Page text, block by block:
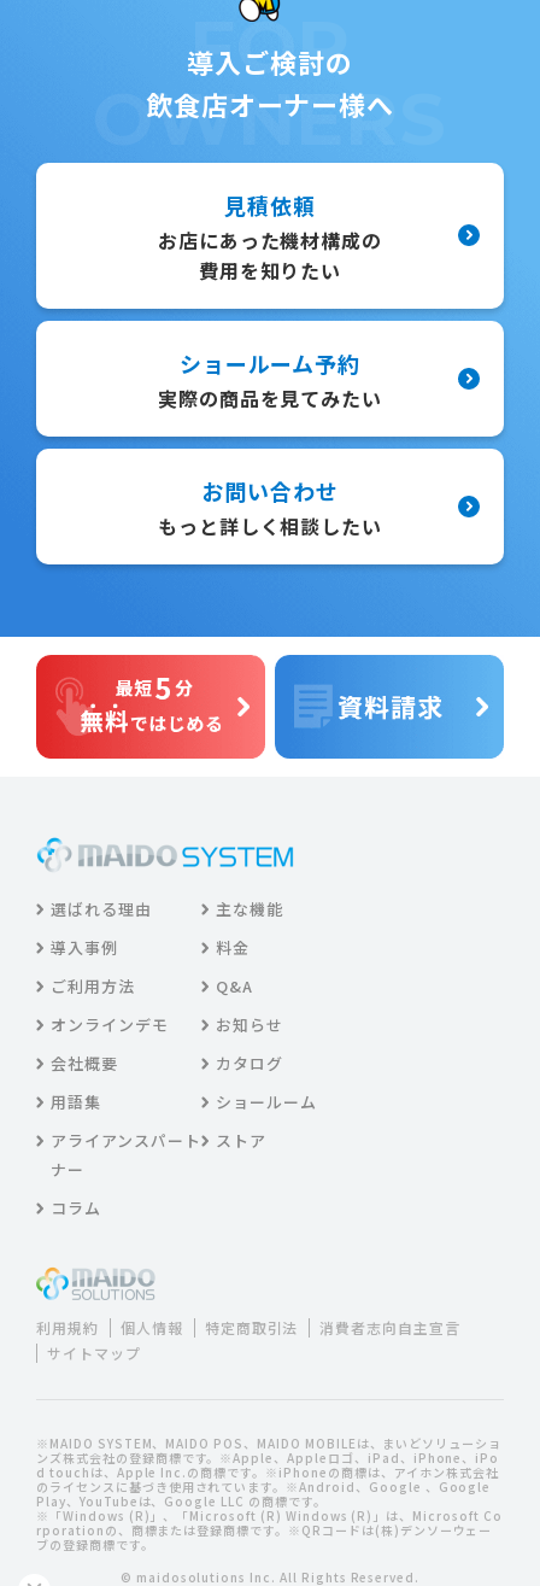
導入ご検討の
飲食店オーナー様へ
FOR
OWNERS
見積依頼
お店にあった機材構成の
費用を知りたい
ショールーム予約
実際の商品を見てみたい
お問い合わせ
もっと詳しく相談したい
選ばれる理由
主な機能
導入事例
料金
ご利用方法
Q&A
オンラインデモ
お知らせ
会社概要
カタログ
用語集
ショールーム
アライアンスパート
ナー
ストア
コラム
利用規約 個人情報 特定商取引法
消費者志向自主宣言
サイトマップ
※MAIDO SYSTEM、MAIDO POS、MAIDO MOBILEは、まいどソリューショ
ンズ株式会社の登録商標です。※Apple、Appleロゴ、iPad、iPhone、iPo
d touchは、Apple Inc.の商標です。※iPhoneの商標は、アイホン株式会社
のライセンスに基づき使用されています。※Android、Google 、Google
Play、YouTubeは、Google LLC の商標です。
※「Windows (R)」、「Microsoft (R) Windows (R)」は、Microsoft Co
rporationの、商標または登録商標です。※QRコードは(株)デンソーウェー
ブの登録商標です。
© maidosolutions Inc. All Rights Reserved.